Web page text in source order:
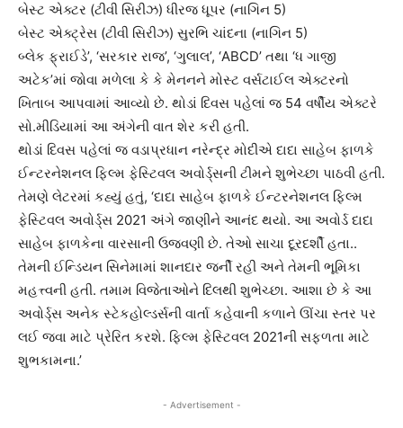
બેસ્ટ એક્ટર (ટીવી સિરીઝ) ધીરજ ધૂપર (નાગિન 5)
બેસ્ટ એક્ટ્રેસ (ટીવી સિરીઝ) સુરભિ ચાંદના (નાગિન 5)
બ્લેક ફ્રાઈડે’, ‘સરકાર રાજ’, ‘ગુલાલ’, ‘ABCD’ તથા ‘ધ ગાજી
અટેક’માં જોવા મળેલા કે કે મેનનને મોસ્ટ વર્સટાઈલ એક્ટરનો
ખિતાબ આપવામાં આવ્યો છે. થોડાં દિવસ પહેલાં જ 54 વર્ષીય એક્ટરે
સો.મીડિયામાં આ અંગેની વાત શેર કરી હતી.
થોડાં દિવસ પહેલાં જ વડાપ્રધાન નરેન્દ્ર મોદીએ દાદા સાહેબ ફાળકે
ઈન્ટરનેશનલ ફિલ્મ ફેસ્ટિવલ અવોર્ડ્સની ટીમને શુભેચ્છા પાઠવી હતી.
તેમણે લેટરમાં કહ્યું હતું, ‘દાદા સાહેબ ફાળકે ઈન્ટરનેશનલ ફિલ્મ
ફેસ્ટિવલ અવોર્ડ્સ 2021 અંગે જાણીને આનંદ થયો. આ અવોર્ડ દાદા
સાહેબ ફાળકેના વારસાની ઉજવણી છે. તેઓ સાચા દૂરદર્શી હતા..
તેમની ઈન્ડિયન સિનેમામાં શાનદાર જર્ની રહી અને તેમની ભૂમિકા
મહત્ત્વની હતી. તમામ વિજેતાઓને દિલથી શુભેચ્છા. આશા છે કે આ
અવોર્ડ્સ અનેક સ્ટેકહોલ્ડર્સની વાર્તા કહેવાની કળાને ઊંચા સ્તર પર
લઈ જવા માટે પ્રેરિત કરશે. ફિલ્મ ફેસ્ટિવલ 2021ની સફળતા માટે
શુભકામના.’
- Advertisement -